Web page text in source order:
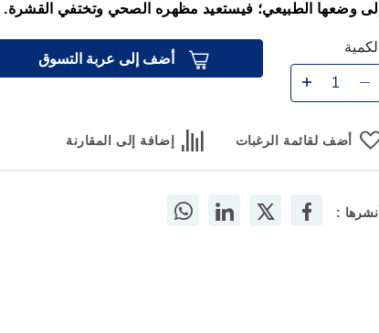
إلى وضعها الطبيعي؛ فيستعيد مظهره الصحي وتختفي القشرة.
الكمية
أضف إلى عربة التسوق
أضف لقائمة الرغبات إضافة إلى المقارنة
أنشرها :